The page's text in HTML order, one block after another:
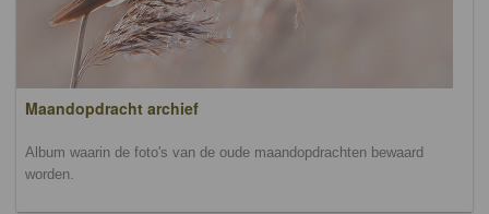
Maandopdracht archief
Album waarin de foto's van de oude maandopdrachten bewaard
worden.